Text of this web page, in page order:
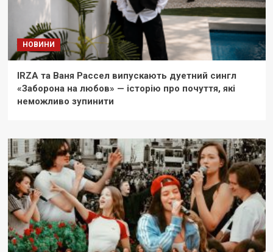
НОВИНИ
IRZA та Ваня Рассел випускають дуетний сингл
«Заборона на любов» — історію про почуття, які
неможливо зупинити